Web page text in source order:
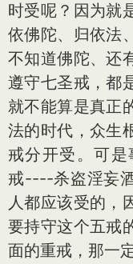
时受呢？因为就
依佛陀、归依法
不知道佛陀、还
遵守七圣戒，都
就不能算是真正
法的时代，众生
戒分开受。可
戒----杀盗淫妄
人都应该受的，
要持守这个五戒
面的重戒，那一